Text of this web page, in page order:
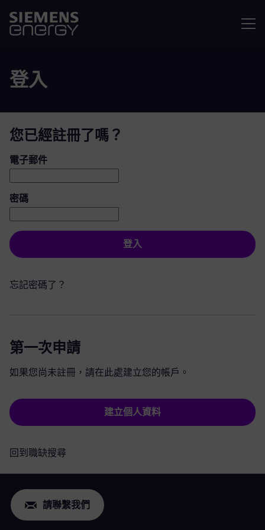
登入
您已經註冊了嗎？
登入：使用者和密碼
電子郵件
密碼
登入
忘記密碼了？
第一次申請
如果您尚未註冊，請在此處建立您的帳戶。
建立個人資料
回到職缺搜尋
請聯繫我們